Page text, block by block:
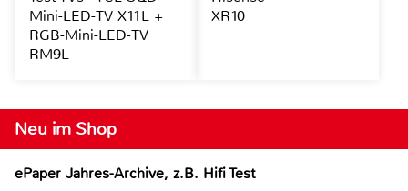
Neu im Shop
ePaper Jahres-Archive, z.B. Hifi Test
Mini-LED-TV X11L +
RGB-Mini-LED-TV
RM9L
XR10